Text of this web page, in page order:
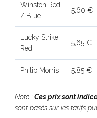
Winston Red
/ Blue
5,60 €
Lucky Strike
Red
5,65 €
Philip Morris 5,85 €
Note : Ces prix sont
sont basés sur les tarifs